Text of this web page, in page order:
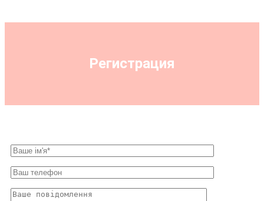
Регистрация